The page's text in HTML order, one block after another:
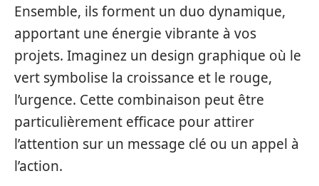
Ensemble, ils forment un duo dynamique,
apportant une énergie vibrante à vos
projets. Imaginez un design graphique où le
vert symbolise la croissance et le rouge,
l’urgence. Cette combinaison peut être
particulièrement efficace pour attirer
l’attention sur un message clé ou un appel à
l’action.